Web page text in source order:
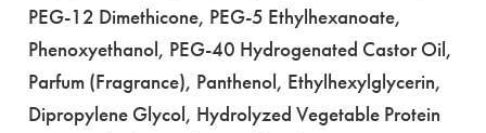
PEG-12 Dimethicone, PEG-5 Ethylhexanoate,
Phenoxyethanol, PEG-40 Hydrogenated Castor Oil,
Parfum (Fragrance), Panthenol, Ethylhexylglycerin,
Dipropylene Glycol, Hydrolyzed Vegetable Protein